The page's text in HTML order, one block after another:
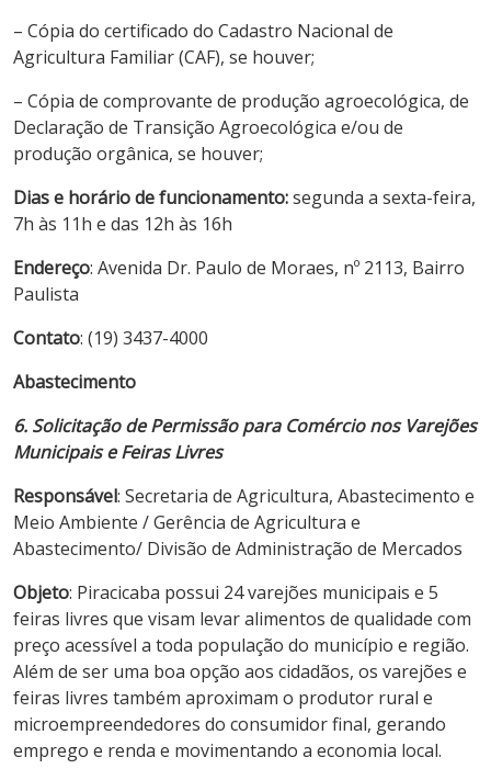
– Cópia do certificado do Cadastro Nacional de
Agricultura Familiar (CAF), se houver;
– Cópia de comprovante de produção agroecológica, de
Declaração de Transição Agroecológica e/ou de
produção orgânica, se houver;
Dias e horário de funcionamento:segunda a sexta-feira,
7h às 11h e das 12h às 16h
Endereço: Avenida Dr. Paulo de Moraes, nº 2113, Bairro
Paulista
Contato: (19) 3437-4000
Abastecimento
6. Solicitação de Permissão para Comércio nos Varejões
Municipais e Feiras Livres
Responsável: Secretaria de Agricultura, Abastecimento e
Meio Ambiente / Gerência de Agricultura e
Abastecimento/ Divisão de Administração de Mercados
Objeto: Piracicaba possui 24 varejões municipais e 5
feiras livres que visam levar alimentos de qualidade com
preço acessível a toda população do município e região.
Além de ser uma boa opção aos cidadãos, os varejões e
feiras livres também aproximam o produtor rural e
microempreendedores do consumidor final, gerando
emprego e renda e movimentando a economia local.